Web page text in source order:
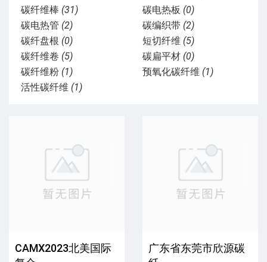
碳纤维棒 (31) 碳电热板 (0)
碳电热管 (2) 碳编织带 (2)
碳纤盘根 (0) 短切纤维 (5)
碳纤维卷 (5) 碳扁平材 (0)
碳纤维粉 (1) 预氧化碳纤维 (1)
活性碳纤维 (1)
CAMX2023北美国际
广东省东莞市欣源碳